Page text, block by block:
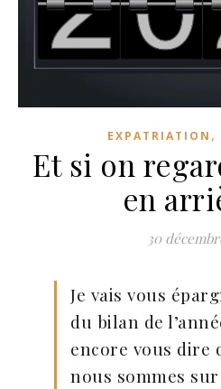
EXPATRIATION ,
Et si on
en
30
Je vais vous
du bilan de
encore vous dire
nous sommes